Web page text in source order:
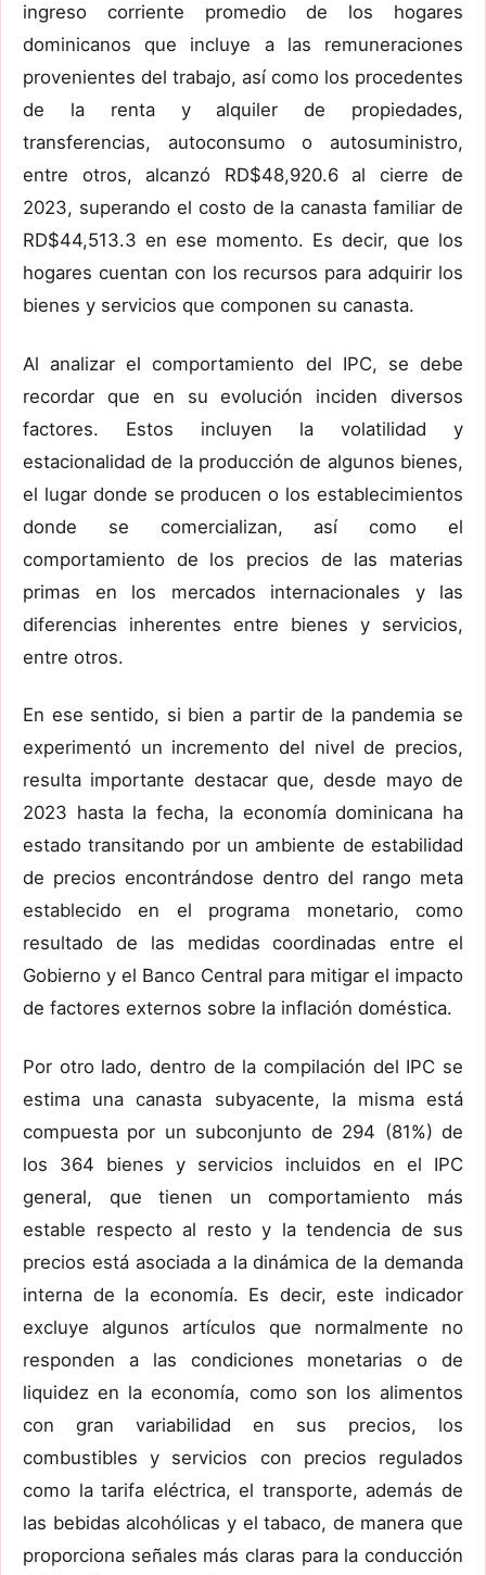
ingreso corriente promedio de los hogares
dominicanos que incluye a las remuneraciones
provenientes del trabajo, así como los procedentes
de la renta y alquiler de propiedades,
transferencias, autoconsumo o autosuministro,
entre otros, alcanzó RD$48,920.6 al cierre de
2023, superando el costo de la canasta familiar de
RD$44,513.3 en ese momento. Es decir, que los
hogares cuentan con los recursos para adquirir los
bienes y servicios que componen su canasta.
Al analizar el comportamiento del IPC, se debe
recordar que en su evolución inciden diversos
factores. Estos incluyen la volatilidad y
estacionalidad de la producción de algunos bienes,
el lugar donde se producen o los establecimientos
donde se comercializan, así como el
comportamiento de los precios de las materias
primas en los mercados internacionales y las
diferencias inherentes entre bienes y servicios,
entre otros.
En ese sentido, si bien a partir de la pandemia se
experimentó un incremento del nivel de precios,
resulta importante destacar que, desde mayo de
2023 hasta la fecha, la economía dominicana ha
estado transitando por un ambiente de estabilidad
de precios encontrándose dentro del rango meta
establecido en el programa monetario, como
resultado de las medidas coordinadas entre el
Gobierno y el Banco Central para mitigar el impacto
de factores externos sobre la inflación doméstica.
Por otro lado, dentro de la compilación del IPC se
estima una canasta subyacente, la misma está
compuesta por un subconjunto de 294 (81%) de
los 364 bienes y servicios incluidos en el IPC
general, que tienen un comportamiento más
estable respecto al resto y la tendencia de sus
precios está asociada a la dinámica de la demanda
interna de la economía. Es decir, este indicador
excluye algunos artículos que normalmente no
responden a las condiciones monetarias o de
liquidez en la economía, como son los alimentos
con gran variabilidad en sus precios, los
combustibles y servicios con precios regulados
como la tarifa eléctrica, el transporte, además de
las bebidas alcohólicas y el tabaco, de manera que
proporciona señales más claras para la conducción